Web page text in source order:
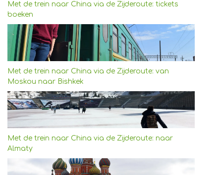
Met de trein naar China via de Zijderoute: tickets
boeken
Met de trein naar China via de Zijderoute: van
Moskou naar Bishkek
Met de trein naar China via de Zijderoute: naar
Almaty